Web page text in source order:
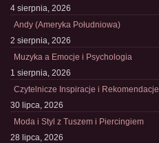
4 sierpnia, 2026
Andy (Ameryka Południowa)
2 sierpnia, 2026
Muzyka a Emocje i Psychologia
1 sierpnia, 2026
Czytelnicze Inspiracje i Rekomendacje
30 lipca, 2026
Moda i Styl z Tuszem i Piercingiem
28 lipca, 2026